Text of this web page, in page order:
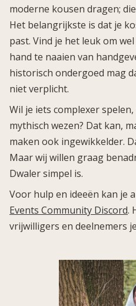
moderne kousen dragen;
Het belangrijkste is dat je
past. Vind je het leuk om
hand te naaien van
historisch ondergoed mag
niet verplicht.
Wil je iets complexer
mythisch wezen? Dat kan,
maken ook ingewikkelder.
Maar wij willen graag
Dwaler simpel is.
Voor hulp en ideeën kan je
Events Community Discord.
vrijwilligers en deelnemers